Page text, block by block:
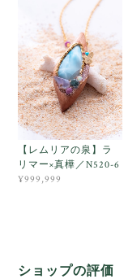
【レムリアの泉】ラ
リマー×真樺／N520-6
¥999,999
ショップの評価